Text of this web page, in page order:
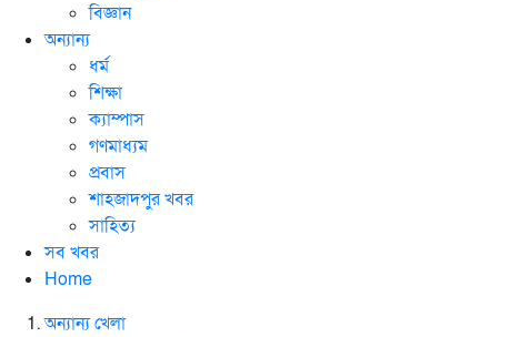
বিজ্ঞান
অন্যান্য
ধর্ম
শিক্ষা
ক্যাম্পাস
গণমাধ্যম
প্রবাস
শাহজাদপুর খবর
সাহিত্য
সব খবর
Home
অন্যান্য খেলা